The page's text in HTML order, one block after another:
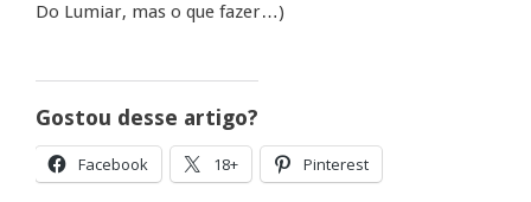
Do Lumiar, mas o que fazer…)
Gostou desse artigo?
Facebook 18+ Pinterest